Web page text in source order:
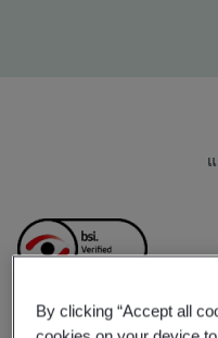
By clicking “Accept all